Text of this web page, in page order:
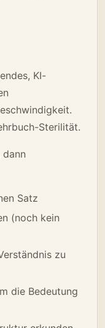
KI-
Sterilität.
Satz
(noch kein
zu
die Bedeutung